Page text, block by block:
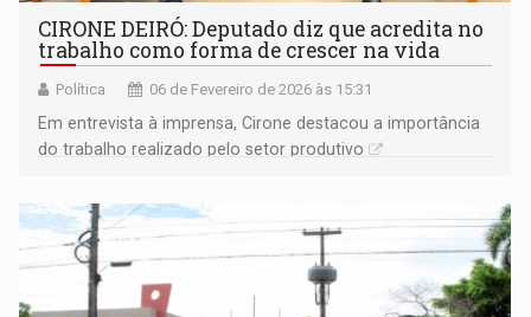
CIRONE DEIRÓ: Deputado diz que acredita no
trabalho como forma de crescer na vida
Política 06 de Fevereiro de 2026 às 15:31
Em entrevista à imprensa, Cirone destacou a importância
do trabalho realizado pelo setor produtivo